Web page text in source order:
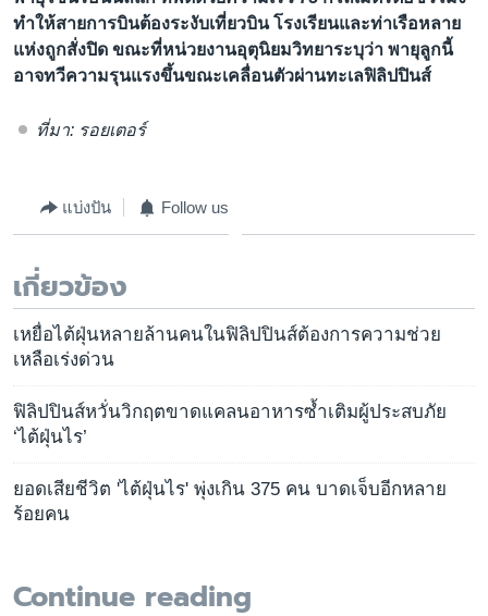
ทำให้สายการบินต้องระงับเที่ยวบิน โรงเรียนและท่าเรือหลาย
แห่งถูกสั่งปิด ขณะที่หน่วยงานอุตุนิยมวิทยาระบุว่า พายุลูกนี้
อาจทวีความรุนแรงขึ้นขณะเคลื่อนตัวผ่านทะเลฟิลิปปินส์
ที่มา: รอยเตอร์
แบ่งปัน Follow us
เกี่ยวข้อง
เหยื่อไต้ฝุ่นหลายล้านคนในฟิลิปปินส์ต้องการความช่วย
เหลือเร่งด่วน
ฟิลิปปินส์หวั่นวิกฤตขาดแคลนอาหารซ้ำเติมผู้ประสบภัย
‘ไต้ฝุ่นไร’
ยอดเสียชีวิต 'ไต้ฝุ่นไร' พุ่งเกิน 375 คน บาดเจ็บอีกหลาย
ร้อยคน
Continue reading